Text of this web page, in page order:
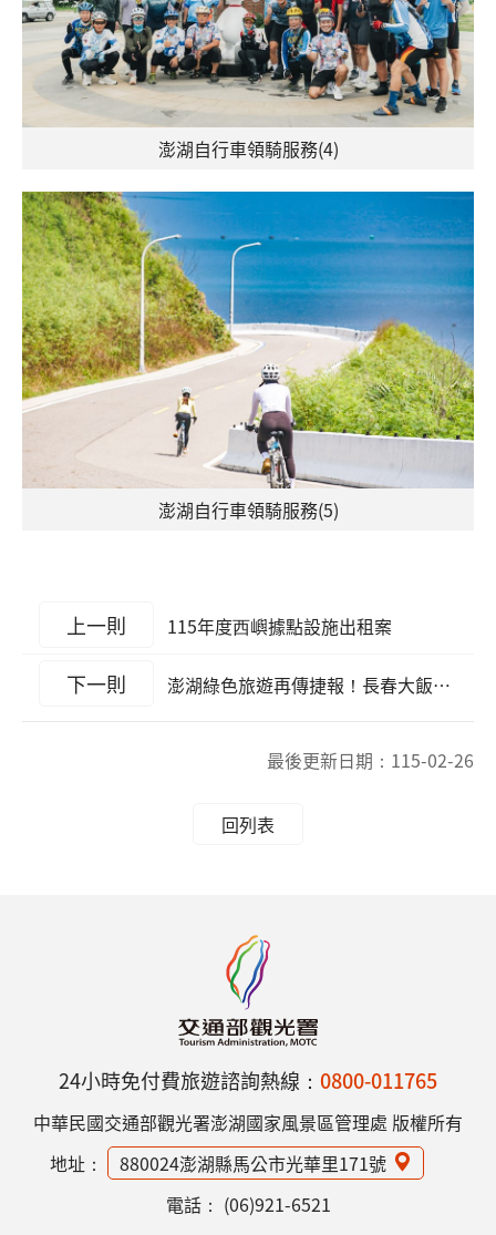
澎湖自行車領騎服務(4)
澎湖自行車領騎服務(5)
上一則 115年度⻄嶼據點設施出租案
下一則 澎湖綠色旅遊再傳捷報！長春大飯店榮獲2026 GTS好旅行標章認證
最後更新日期： 115-02-26
回列表
24小時免付費旅遊諮詢熱線： 0800-011765
中華民國交通部觀光署澎湖國家風景區管理處 版權所有
地址：
880024澎湖縣馬公市光華里171號
電話： (06)921-6521